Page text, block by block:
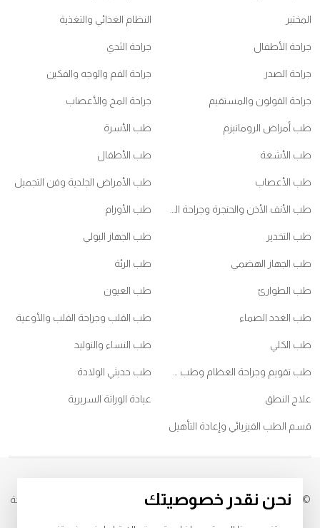
المختبر النظام الغذائي والتغذية
جراحة الأطفال جراحة الثدي
جراحة الصدر جراحة الفم والوجه والفكين
جراحة القولون والمستقيم جراحة المخ والأعصاب
طب أمراض الروماتيزم طب الأسرة
طب الأشعة طب الأطفال
طب الأعصاب طب الأمراض الجلدية وفن التجميل
طب الأورام
طب التخدير طب الجهاز البولي
طب الجهاز الهضمي طب الرئة
طب الطوارئ طب العيون
طب الغدد الصماء طب القلب وجراحة القلب والأوعية
طب الكلي طب النساء والتوليد
طب حديثي الولادة
علاج النطق عيادة الوراثة السريرية
قسم الطب الفيزيائي وإعادة التأهيل
© 2026
مستشفى برجيل. كل الحقوق محفوظة. رقم التصريح من وزارة الصحة
نحن نقدر خصوصيتك